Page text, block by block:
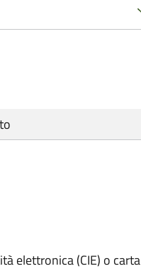
elettronica (CIE) o carta